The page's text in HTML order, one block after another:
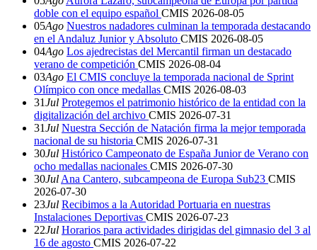
doble con el equipo español CMIS 2026-08-05
05Ago Nuestros nadadores culminan la temporada destacando
en el Andaluz Junior y Absoluto CMIS 2026-08-05
04Ago Los ajedrecistas del Mercantil firman un destacado
verano de competición CMIS 2026-08-04
03Ago El CMIS concluye la temporada nacional de Sprint
Olímpico con once medallas CMIS 2026-08-03
31Jul Protegemos el patrimonio histórico de la entidad con la
digitalización del archivo CMIS 2026-07-31
31Jul Nuestra Sección de Natación firma la mejor temporada
nacional de su historia CMIS 2026-07-31
30Jul Histórico Campeonato de España Junior de Verano con
ocho medallas nacionales CMIS 2026-07-30
30Jul Ana Cantero, subcampeona de Europa Sub23 CMIS
2026-07-30
23Jul Recibimos a la Autoridad Portuaria en nuestras
Instalaciones Deportivas CMIS 2026-07-23
22Jul Horarios para actividades dirigidas del gimnasio del 3 al
16 de agosto CMIS 2026-07-22